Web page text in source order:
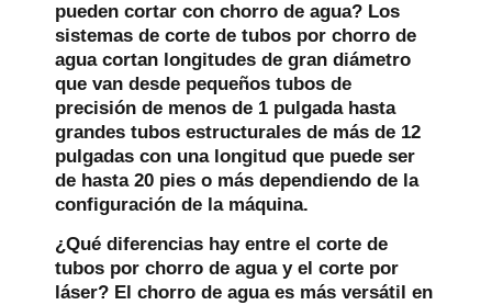
pueden cortar con chorro de agua? Los
sistemas de corte de tubos por chorro de
agua cortan longitudes de gran diámetro
que van desde pequeños tubos de
precisión de menos de 1 pulgada hasta
grandes tubos estructurales de más de 12
pulgadas con una longitud que puede ser
de hasta 20 pies o más dependiendo de la
configuración de la máquina.
¿Qué diferencias hay entre el corte de
tubos por chorro de agua y el corte por
láser? El chorro de agua es más versátil en